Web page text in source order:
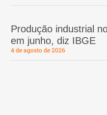
Produção industrial
em junho, diz IBGE
4 de agosto de 2026